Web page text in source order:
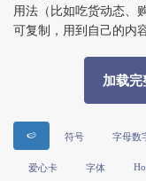
用法（比如吃货动态、
可复制，用到自己的内
加载
🍉 符号 字母数
爱心卡 字体